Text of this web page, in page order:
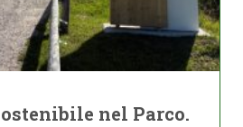
nel Parco.